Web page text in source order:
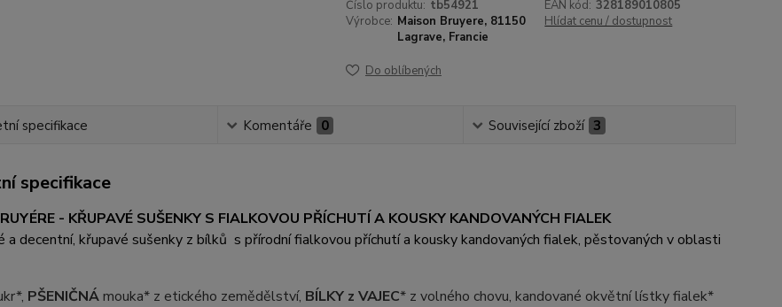
Číslo produktu: tb54921 EAN kód: 328189010805
Výrobce: Maison Bruyere, 81150
Lagrave, Francie
Hlídat cenu / dostupnost
Do oblíbených
specifikace Komentáře 0 Související zboží 3
specifikace
- KŘUPAVÉ SUŠENKY S FIALKOVOU PŘÍCHUTÍ A KOUSKY KANDOVANÝCH FIALEK
a decentní, křupavé sušenky z bílků s přírodní fialkovou příchutí a kousky kandovaných fialek, pěstovaných v oblasti
PŠENIČNÁmouka* z etického zemědělství, BÍLKY z VAJEC* z volného chovu, kandované okvětní lístky fialek*